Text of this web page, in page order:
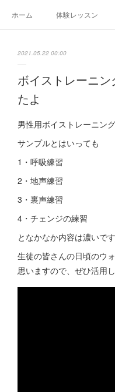
ホーム 体験レッスン
2021.05.22 00:00
ボイストレーニ
たよ
男性用ボイストレーニン
サンプルとはいっても
1・呼吸練習
2・地声練習
3・裏声練習
4・チェンジの練習
となかなか内容は濃いです
生徒の皆さんの日頃のウ
思いますので、ぜひ活用